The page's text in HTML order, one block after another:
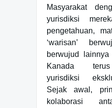
Masyarakat
yurisdiksi
pengetahuan,
‘warisan’
berwujud
Kanada
yurisdiksi
Sejak awal,
kolaborasi